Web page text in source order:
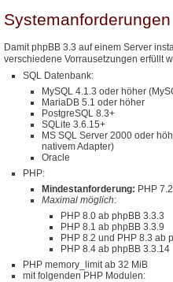
Systemanforderungen
Damit phpBB 3.3 auf einem Server
verschiedene Vorrausetzungen erfüllt
SQL Datenbank:
MySQL 4.1.3 oder höher
MariaDB 5.1 oder höher
PostgreSQL 8.3+
SQLite 3.6.15+
MS SQL Server 2000 oder
nativem Adapter)
Oracle
PHP:
Mindestanforderung: PHP
Maximal möglich:
PHP 8.0 ab phpBB 3.3.3
PHP 8.1 ab phpBB 3.3.9
PHP 8.2 und PHP 8.3 ab
PHP 8.4 ab phpBB 3.3.14
PHP memory_limit ab 32 MiB
mit folgenden PHP Modulen: